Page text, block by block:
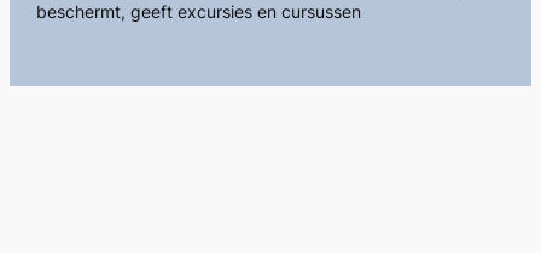
beschermt, geeft excursies en cursussen